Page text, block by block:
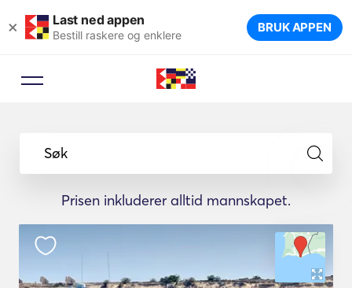
× Last ned appen
Bestill raskere og enklere BRUK APPEN
Søk
Prisen inkluderer alltid mannskapet.